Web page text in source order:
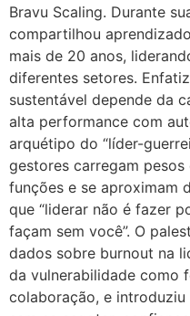
Bravu Scaling. Durante
compartilhou
mais de 20 anos,
diferentes setores.
sustentável depende da
alta performance com
arquétipo do “líder-
gestores carregam pesos
funções e se aproximam
que “liderar não é fazer
façam sem você”. O
dados sobre burnout na
da vulnerabilidade como
colaboração, e